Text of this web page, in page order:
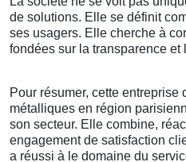
de solutions. Elle se définit
ses usagers. Elle cherche à
fondées sur la transparence
Pour résumer, cette
métalliques en région
son secteur. Elle combine,
engagement de satisfaction
a réussi à le domaine du